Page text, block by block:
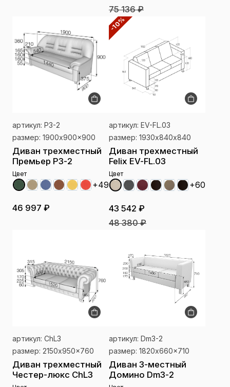
75 136 ₽
артикул: P3-2
размер: 1900x900x900
Диван трехместный
Премьер P3-2
Цвет
+49
46 997 ₽
-10%
артикул: EV-FL.03
размер: 1930х840х840
Диван трехместный
Felix EV-FL.03
Цвет
+60
43 542 ₽
48 380 ₽
артикул: СhL3
размер: 2150x950x760
Диван трехместный
Честер-люкс СhL3
артикул: Dm3-2
размер: 1820x660x710
Диван 3-местный
Домино Dm3-2